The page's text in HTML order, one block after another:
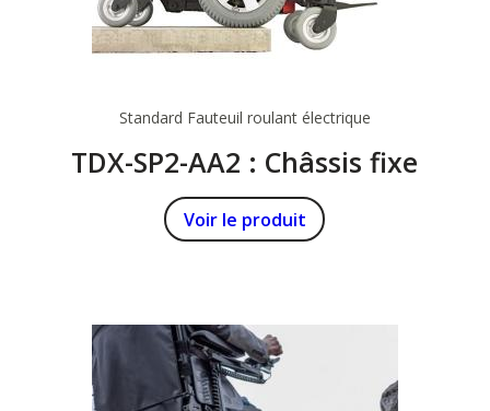
Standard Fauteuil roulant électrique
TDX-SP2-AA2 : Châssis fixe
Voir le produit